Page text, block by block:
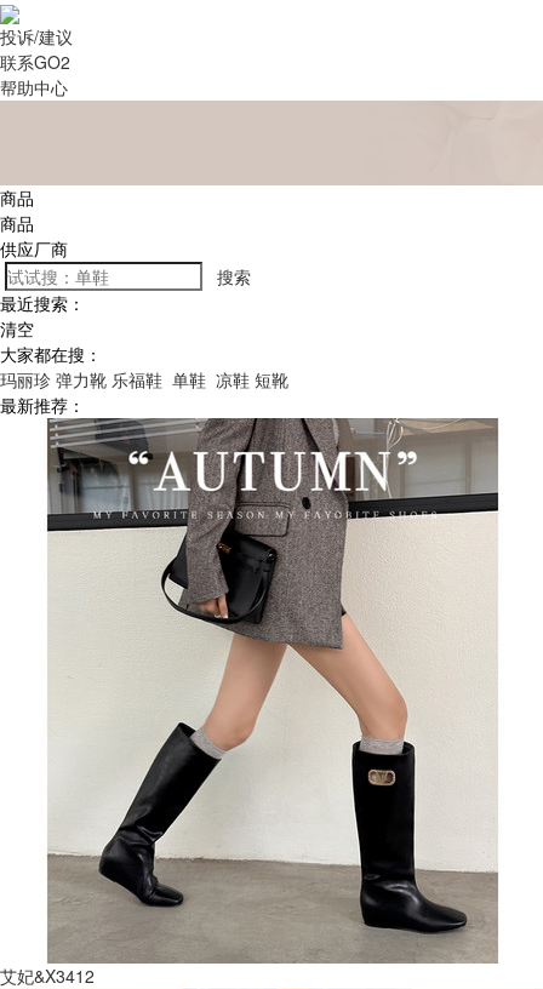
投诉/建议
联系GO2
帮助中心
商品
商品
供应厂商
搜索
最近搜索：
清空
大家都在搜：
玛丽珍 弹力靴 乐福鞋 单鞋 凉鞋 短靴
最新推荐：
艾妃&X3412